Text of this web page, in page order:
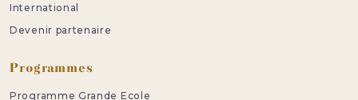
International
Devenir partenaire
Programmes
Programme Grande Ecole